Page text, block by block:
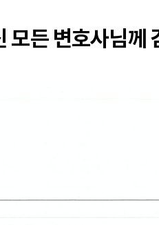
든 변호사님께